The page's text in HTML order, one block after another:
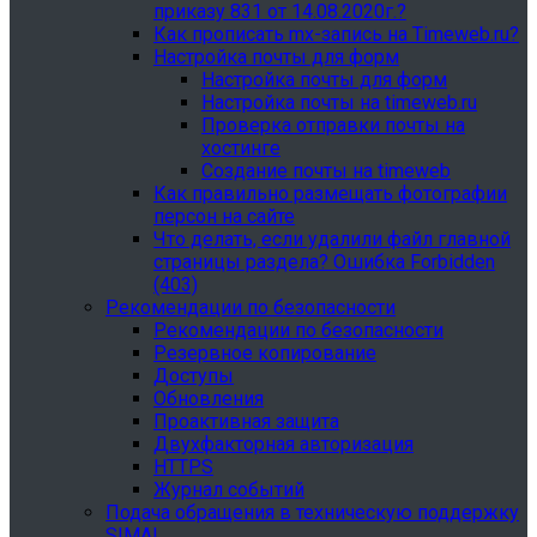
приказу 831 от 14.08.2020г.?
Как прописать mx-запись на Timeweb.ru?
Настройка почты для форм
Настройка почты для форм
Настройка почты на timeweb.ru
Проверка отправки почты на
хостинге
Создание почты на timeweb
Как правильно размещать фотографии
персон на сайте
Что делать, если удалили файл главной
страницы раздела? Ошибка Forbidden
(403)
Рекомендации по безопасности
Рекомендации по безопасности
Резервное копирование
Доступы
Обновления
Проактивная защита
Двухфакторная авторизация
HTTPS
Журнал событий
Подача обращения в техническую поддержку